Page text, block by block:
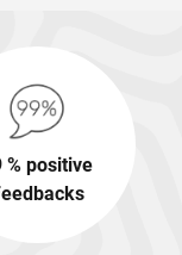
% positive